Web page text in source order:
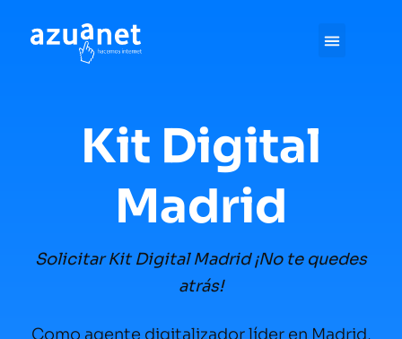
Kit Digital
Madrid
Solicitar Kit Digital Madrid ¡No te quedes
atrás!
Como agente digitalizador líder en Madrid,